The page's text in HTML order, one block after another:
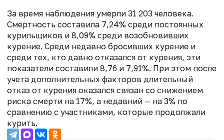
За время наблюдения умерли 31 203 человека.
Смертность составила 7,24% среди постоянных
курильщиков и 8,09% среди возобновивших
курение. Среди недавно бросивших курение и
среди тех, кто давно отказался от курения, эти
показатели составили 8,76 и 7,91%. При этом после
учета дополнительных факторов длительный
отказ от курения оказался связан со снижением
риска смерти на 17%, а недавний — на 3% по
сравнению с участниками, которые продолжали
курить.